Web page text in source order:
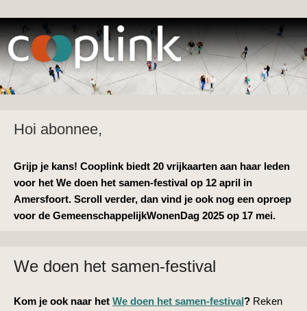
Hoi abonnee,
Grijp je kans! Cooplink biedt 20 vrijkaarten aan haar leden
voor het We doen het samen-festival op 12 april in
Amersfoort. Scroll verder, dan vind je ook nog een oproep
voor de GemeenschappelijkWonenDag 2025 op 17 mei.
We doen het samen-festival
Kom je ook naar het We doen het samen-festival? Reken